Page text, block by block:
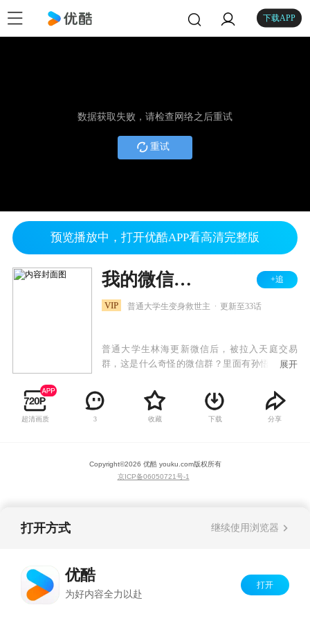
下载APP
数据获取失败，请检查网络之后重试
重试
预览播放中，打开优酷APP看高清完整版
我的微信连三界 第四季 +追
VIP 普通大学生变身救世主 更新至33话
普通大学生林海更新微信后，被拉入天庭交易
群，这是什么奇怪的微信群？里面有孙悟空猪八
是林海想不到的是，他们居然可以交易各种神丹
妙药，让原本平凡低调的林海，摇身一变成为了
实力高强的救世主！从此他的人生变得多姿多
展开
超清画质 3 收藏 下载 分享
Copyright©2026 优酷 youku.com版权所有
京ICP备06050721号-1
打开方式 继续使用浏览器
优酷
为好内容全力以赴
打开